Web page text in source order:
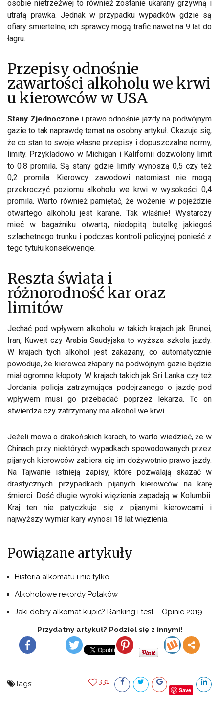
osobie nietrzeźwej to również zostanie ukarany grzywną i
utratą prawka. Jednak w przypadku wypadków gdzie są
ofiary śmiertelne, ich sprawcy mogą trafić nawet na 9 lat do
łagru.
Przepisy odnośnie
zawartości alkoholu we krwi
u kierowców w USA
Stany Zjednoczone i prawo odnośnie jazdy na podwójnym
gazie to tak naprawdę temat na osobny artykuł. Okazuje się,
że co stan to swoje własne przepisy i dopuszczalne normy,
limity. Przykładowo w Michigan i Kalifornii dozwolony limit
to 0,8 promila. Są stany gdzie limity wynoszą 0,5 czy też
0,2 promila. Kierowcy zawodowi natomiast nie mogą
przekroczyć poziomu alkoholu we krwi w wysokości 0,4
promila. Warto również pamiętać, że wożenie w pojeździe
otwartego alkoholu jest karane. Tak właśnie! Wystarczy
mieć w bagażniku otwartą, niedopitą butelkę jakiegoś
szlachetnego trunku i podczas kontroli policyjnej ponieść z
tego tytułu konsekwencje.
Reszta świata i
różnorodność kar oraz
limitów
Jechać pod wpływem alkoholu w takich krajach jak Brunei,
Iran, Kuwejt czy Arabia Saudyjska to wyższa szkoła jazdy.
W krajach tych alkohol jest zakazany, co automatycznie
powoduje, że kierowca złapany na podwójnym gazie będzie
miał ogromne kłopoty. W krajach takich jak Sri Lanka czy też
Jordania policja zatrzymująca podejrzanego o jazdę pod
wpływem musi go przebadać poprzez lekarza. To on
stwierdza czy zatrzymany ma alkohol we krwi.
Jeżeli mowa o drakońskich karach, to warto wiedzieć, że w
Chinach przy niektórych wypadkach spowodowanych przez
pijanych kierowców zabiera się im dożywotnio prawo jazdy.
Na Tajwanie istnieją zapisy, które pozwalają skazać w
drastycznych przypadkach pijanych kierowców na karę
śmierci. Dość długie wyroki więzienia zapadają w Kolumbii.
Kraj ten nie patyczkuje się z pijanymi kierowcami i
najwyższy wymiar kary wynosi 18 lat więzienia.
Powiązane artykuły
Historia alkomatu i nie tylko
Alkoholowe rekordy Polaków
Jaki dobry alkomat kupić? Ranking i test – Opinie 2019
Przydatny artykuł? Podziel się z innymi!
Tags: 331
Save